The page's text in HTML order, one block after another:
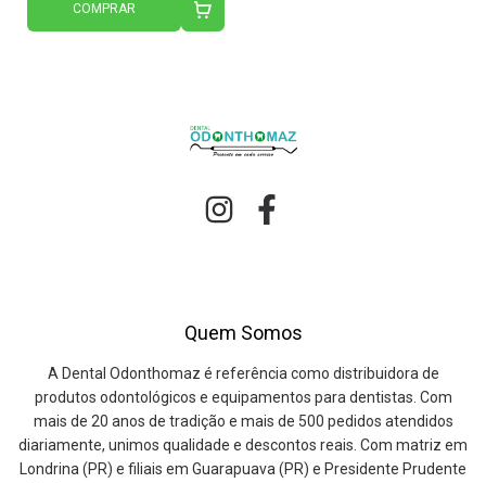
COMPRAR
Quem Somos
A Dental Odonthomaz é referência como distribuidora de
produtos odontológicos e equipamentos para dentistas. Com
mais de 20 anos de tradição e mais de 500 pedidos atendidos
diariamente, unimos qualidade e descontos reais. Com matriz em
Londrina (PR) e filiais em Guarapuava (PR) e Presidente Prudente